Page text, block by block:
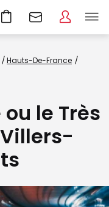
Hauts-De-France
le Très